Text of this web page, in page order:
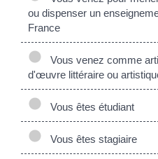
ou dispenser un
France
Vous venez comme
d'œuvre littéraire ou
Vous êtes étudiant
Vous êtes stagiaire